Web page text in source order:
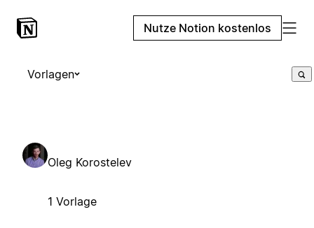
Nutze Notion kostenlos
Vorlagen
Oleg Korostelev
1 Vorlage